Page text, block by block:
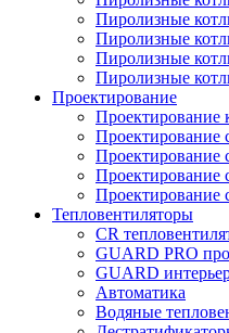
Пиролизные
Пиролизные
Пиролизные
Пиролизные
Проектирование
Проектирование
Проектирование
Проектирование
Проектирование
Проектирование
Тепловентиляторы
CR
GUARD PRO
GUARD
Автоматика
Водяные